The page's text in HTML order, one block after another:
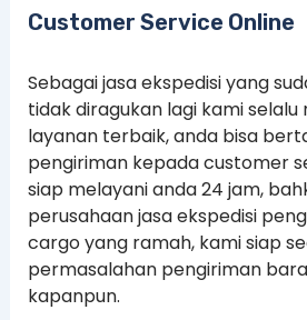
Customer Service Online
Sebagai jasa ekspedisi yang
tidak diragukan lagi kami
layanan terbaik, anda bisa
pengiriman kepada customer
siap melayani anda 24 jam,
perusahaan jasa ekspedisi
cargo yang ramah, kami siap
permasalahan pengiriman
kapanpun.